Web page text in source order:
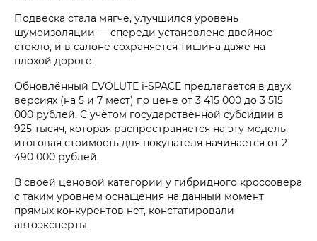
Подвеска стала мягче, улучшился уровень
шумоизоляции — спереди установлено двойное
стекло, и в салоне сохраняется тишина даже на
плохой дороге.
Обновлённый EVOLUTE i‑SPACE предлагается в двух
версиях (на 5 и 7 мест) по цене от 3 415 000 до 3 515
000 рублей. С учётом государственной субсидии в
925 тысяч, которая распространяется на эту модель,
итоговая стоимость для покупателя начинается от 2
490 000 рублей.
В своей ценовой категории у гибридного кроссовера
с таким уровнем оснащения на данный момент
прямых конкурентов нет, констатировали
автоэксперты.